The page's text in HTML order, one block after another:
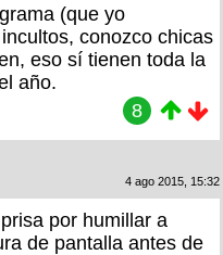
(que yo
conozco chicas
eso sí tienen toda la
año.
8
4 ago 2015, 15:32
por humillar a
de pantalla antes de